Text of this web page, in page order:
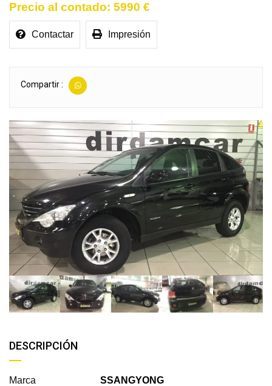
5990 €
Contactar Impresión
Compartir :
DESCRIPCIÓN
Marca SSANGYONG